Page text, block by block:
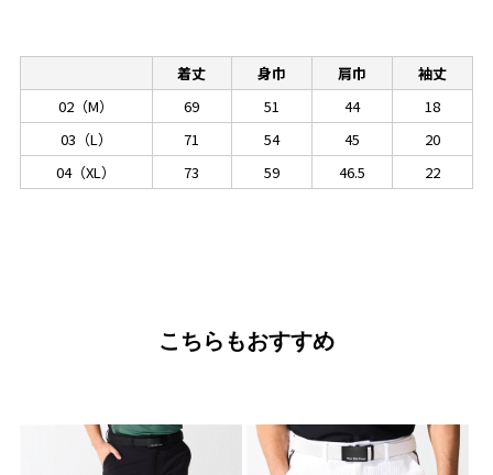
着丈 身巾 肩巾
袖丈
02（M）
69 51 44
18
03（L）
71 54 45
20
04（XL）
73 59 46.5 22
こちらもおすすめ